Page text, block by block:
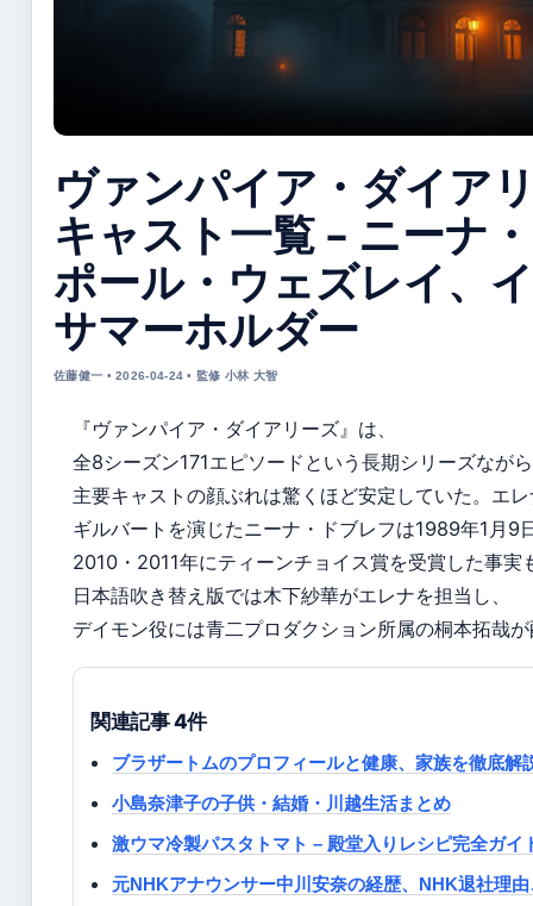
ヴァンパイア・ダイア
キャスト一覧 – ニーナ
ポール・ウェズレイ、
サマーホルダー
佐藤健一 • 2026-04-24 • 監修 小林 大智
『ヴァンパイア・ダイアリーズ』は、
全8シーズン171エピソードという長期シリーズなが
主要キャストの顔ぶれは驚くほど安定していた。エ
ギルバートを演じたニーナ・ドブレフは1989年1月9
2010・2011年にティーンチョイス賞を受賞した事実
日本語吹き替え版では木下紗華がエレナを担当し、
デイモン役には青二プロダクション所属の桐本拓哉
関連記事 4件
ブラザートムのプロフィールと健康、家族を徹底解
小島奈津子の子供・結婚・川越生活まとめ
激ウマ冷製パスタトマト – 殿堂入りレシピ完全ガイ
元NHKアナウンサー中川安奈の経歴、NHK退社理